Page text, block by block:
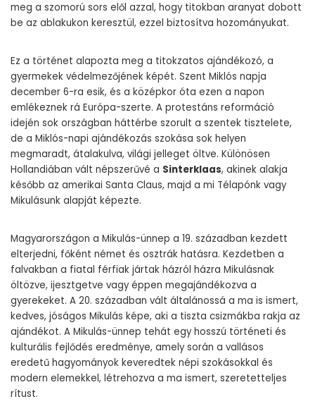
meg a szomorú sors elől azzal, hogy titokban aranyat dobott
be az ablakukon keresztül, ezzel biztosítva hozományukat.
Ez a történet alapozta meg a titokzatos ajándékozó, a
gyermekek védelmezőjének képét. Szent Miklós napja
december 6-ra esik, és a középkor óta ezen a napon
emlékeznek rá Európa-szerte. A protestáns reformáció
idején sok országban háttérbe szorult a szentek tisztelete,
de a Miklós-napi ajándékozás szokása sok helyen
megmaradt, átalakulva, világi jelleget öltve. Különösen
Hollandiában vált népszerűvé a Sinterklaas, akinek alakja
később az amerikai Santa Claus, majd a mi Télapónk vagy
Mikulásunk alapját képezte.
Magyarországon a Mikulás-ünnep a 19. században kezdett
elterjedni, főként német és osztrák hatásra. Kezdetben a
falvakban a fiatal férfiak jártak házról házra Mikulásnak
öltözve, ijesztgetve vagy éppen megajándékozva a
gyerekeket. A 20. században vált általánossá a ma is ismert,
kedves, jóságos Mikulás képe, aki a tiszta csizmákba rakja az
ajándékot. A Mikulás-ünnep tehát egy hosszú történeti és
kulturális fejlődés eredménye, amely során a vallásos
eredetű hagyományok keveredtek népi szokásokkal és
modern elemekkel, létrehozva a ma ismert, szeretetteljes
rítust.